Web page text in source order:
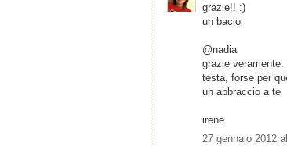
grazie!! :)
un bacio
@nadia
grazie
testa, forse per
un abbraccio a te
irene
27 gennaio 2012